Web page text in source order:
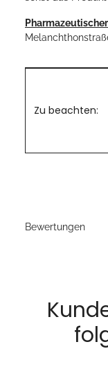
Zu beachten:
Bewertungen